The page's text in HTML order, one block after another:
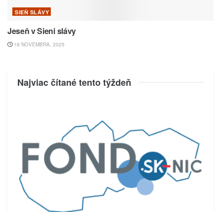
SIEŇ SLÁVY
Jeseň v Sieni slávy
18 NOVEMBRA, 2025
Najviac čítané tento týždeň